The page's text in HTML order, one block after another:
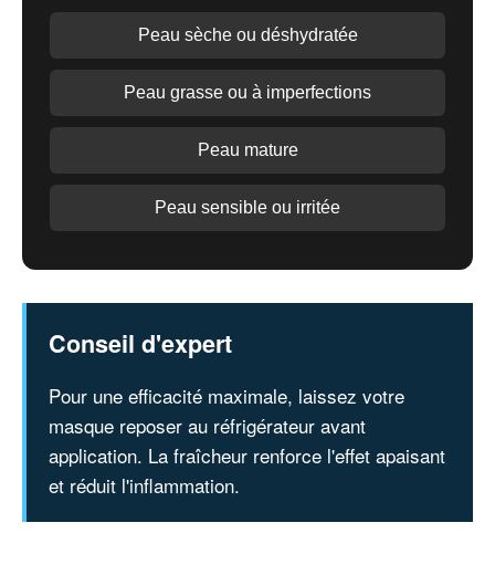
Peau sèche ou déshydratée
Peau grasse ou à imperfections
Peau mature
Peau sensible ou irritée
Conseil d'expert
Pour une efficacité maximale, laissez votre
masque reposer au réfrigérateur avant
application. La fraîcheur renforce l'effet apaisant
et réduit l'inflammation.